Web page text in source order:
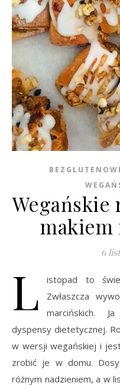
Wegańskie
makiem
6
L
istopad to
Zwłaszcza
marcińskich.
dyspensy dietetycznej.
w wersji wegańskiej i
zrobić je w domu.
różnym nadzieniem, a w